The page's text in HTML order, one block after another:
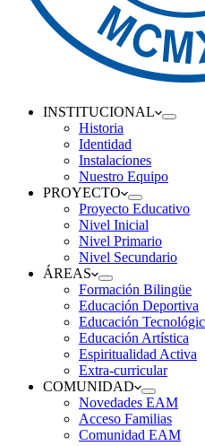
INSTITUCIONAL
Historia
Identidad
Instalaciones
Nuestro Equipo
PROYECTO
Proyecto Educativo
Nivel Inicial
Nivel Primario
Nivel Secundario
ÁREAS
Formación Bilingüe
Educación Deportiva
Educación
Educación Artística
Espiritualidad Activa
Extra-curricular
COMUNIDAD
Novedades EAM
Acceso Familias
Comunidad EAM